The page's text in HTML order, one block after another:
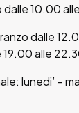
dalle 10.00
dalle
19.00 alle
lunedi’ –